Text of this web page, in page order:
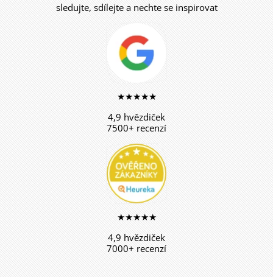
sledujte, sdílejte a nechte se inspirovat
★★★★★
4,9 hvězdiček
7500+ recenzí
★★★★★
4,9 hvězdiček
7000+ recenzí